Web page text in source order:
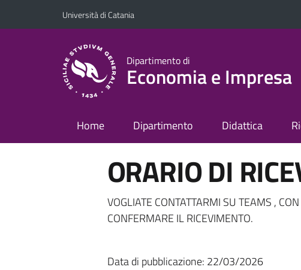
Vai al contenuto principale
Vai al menu di navigazione
Università di Catania
Dipartimento di
Economia e Impresa
Home Dipartimento Didattica
ORARIO DI
VOGLIATE CONTATTARMI SU TEAMS ,
CONFERMARE IL RICEVIMENTO.
Data di pubblicazione: 22/03/2026